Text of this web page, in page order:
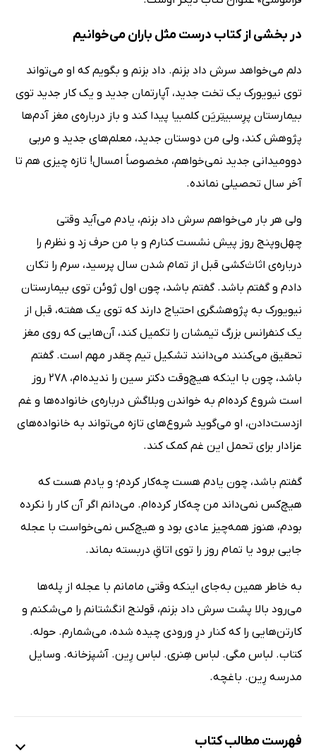
در بخشی از کتاب درست مثل باران می‌خوانیم
دلم می‌خواهد سرش داد بزنم. داد بزنم و بگویم که او می‌تواند
توی نیویورک یک تخت جدید، آپارتمان جدید و یک کار جدید توی
بیمارستان پرِسبیتِریَن کلمبیا پیدا کند و باز درباره‌ی مغز آدم‌ها
پژوهش کند، ولی من دوستان جدید، معلم‌های جدید و مربی
دوومیدانی جدید نمی‌خواهم، مخصوصاً امسال! تازه چیزی هم تا
آخر سال تحصیلی نمانده.
ولی هر بار می‌خواهم سرش داد بزنم، یادم می‌آید وقتی
چهل‌وپنج روز پیش نشست کنارم و با من حرف زد و نظرم را
درباره‌ی اثاث‌کشی قبل از تمام شدن سال پرسید، سرم را تکان
دادم و گفتم باشد. گفتم باشد، چون اول ژوئن توی بیمارستان
نیویورک به پژوهشگری احتیاج دارند که توی یک هفته، قبل از
یک کنفرانس بزرگ تیمشان را تکمیل کند، آن‌هایی که روی مغز
تحقیق می‌کنند می‌دانند تشکیل تیم چقدر مهم است. گفتم
باشد، چون با اینکه هیچ‌وقت دکتر سین را ندیده‌ام، 278 روز
است شروع کرده‌ام به خواندن وبلاگش درباره‌ی خانواده‌ها و غم
ازدست‌دادن، او می‌گوید شروع‌های تازه می‌تواند به خانواده‌های
عزادار برای تحمل این غم کمک کند.
گفتم باشد، چون یادم هست چه‌کار کردم؛ و یادم هست که
هیچ‌کس نمی‌داند من چه‌کار کرده‌ام. می‌دانم اگر آن کار را نکرده
بودم، هنوز همه‌چیز عادی بود و هیچ‌کس نمی‌خواست با عجله
جایی برود یا تمام روز را توی اتاقِ دربسته بماند.
به خاطر همین به‌جای اینکه وقتی مامانم با عجله از پله‌ها
می‌رود بالا پشت سرش داد بزنم، قولنج انگشتانم را می‌شکنم و
کارتن‌هایی را که کنار درِ ورودی چیده شده، می‌شمارم. حوله.
کتاب. لباس‌ ‌مگی. لباس هِنری. لباس رِین. آشپزخانه. وسایل
مدرسه‌ رِین. باغچه.
فهرست مطالب کتاب